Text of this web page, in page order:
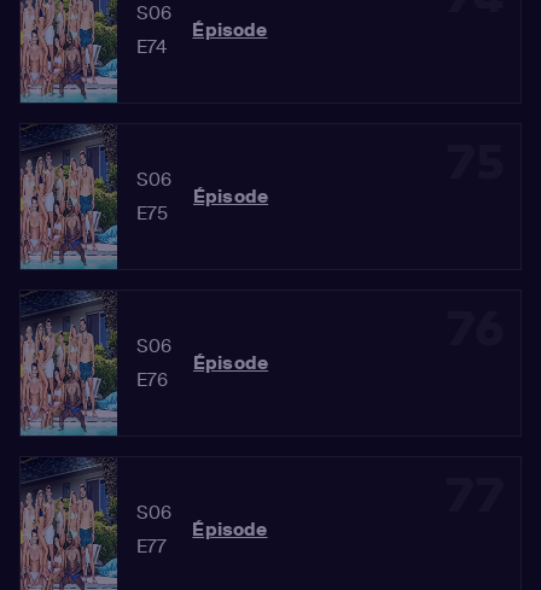
S06
E74
Épisode
S06
E75
Épisode
S06
E76
Épisode
S06
E77
Épisode